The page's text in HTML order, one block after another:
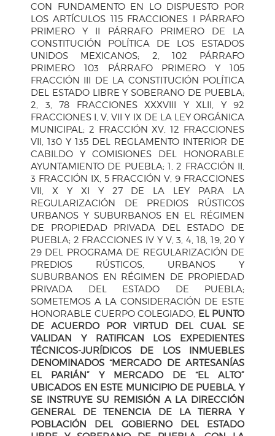
CON FUNDAMENTO EN LO DISPUESTO POR
LOS ARTÍCULOS 115 FRACCIONES I PÁRRAFO
PRIMERO Y II PÁRRAFO PRIMERO DE LA
CONSTITUCIÓN POLÍTICA DE LOS ESTADOS
UNIDOS MEXICANOS; 2, 102 PÁRRAFO
PRIMERO 103 PÁRRAFO PRIMERO Y 105
FRACCIÓN III DE LA CONSTITUCIÓN POLÍTICA
DEL ESTADO LIBRE Y SOBERANO DE PUEBLA;
2, 3, 78 FRACCIONES XXXVIII Y XLII, Y 92
FRACCIONES I, V, VII Y IX DE LA LEY ORGÁNICA
MUNICIPAL; 2 FRACCIÓN XV, 12 FRACCIONES
VII, 130 Y 135 DEL REGLAMENTO INTERIOR DE
CABILDO Y COMISIONES DEL HONORABLE
AYUNTAMIENTO DE PUEBLA; 1, 2 FRACCIÓN II,
3 FRACCIÓN IX, 5 FRACCIÓN V, 9 FRACCIONES
VII, X Y XI Y 27 DE LA LEY PARA LA
REGULARIZACIÓN DE PREDIOS RÚSTICOS
URBANOS Y SUBURBANOS EN EL RÉGIMEN
DE PROPIEDAD PRIVADA DEL ESTADO DE
PUEBLA; 2 FRACCIONES IV Y V, 3, 4, 18, 19, 20 Y
29 DEL PROGRAMA DE REGULARIZACIÓN DE
PREDIOS RÚSTICOS, URBANOS Y
SUBURBANOS EN RÉGIMEN DE PROPIEDAD
PRIVADA DEL ESTADO DE PUEBLA;
SOMETEMOS A LA CONSIDERACIÓN DE ESTE
HONORABLE CUERPO COLEGIADO, EL PUNTO
DE ACUERDO POR VIRTUD DEL CUAL SE
VALIDAN Y RATIFICAN LOS EXPEDIENTES
TÉCNICOS-JURÍDICOS DE LOS INMUEBLES
DENOMINADOS “MERCADO DE ARTESANÍAS
EL PARIÁN” Y MERCADO DE “EL ALTO”
UBICADOS EN ESTE MUNICIPIO DE PUEBLA, Y
SE INSTRUYE SU REMISIÓN A LA DIRECCIÓN
GENERAL DE TENENCIA DE LA TIERRA Y
POBLACIÓN DEL GOBIERNO DEL ESTADO